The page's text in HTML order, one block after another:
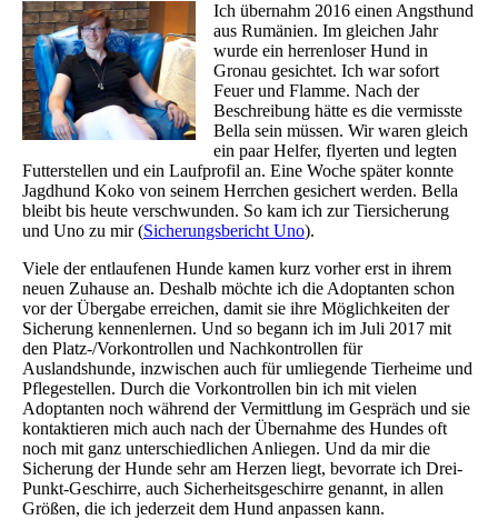
Ich übernahm 2016 einen Angsthund
aus Rumänien. Im gleichen Jahr
wurde ein herrenloser Hund in
Gronau gesichtet. Ich war sofort
Feuer und Flamme. Nach der
Beschreibung hätte es die vermisste
Bella sein müssen. Wir waren gleich
ein paar Helfer, flyerten und legten
Futterstellen und ein Laufprofil an. Eine Woche später konnte
Jagdhund Koko von seinem Herrchen gesichert werden. Bella
bleibt bis heute verschwunden. So kam ich zur Tiersicherung
und Uno zu mir (Sicherungsbericht Uno).
Viele der entlaufenen Hunde kamen kurz vorher erst in ihrem
neuen Zuhause an. Deshalb möchte ich die Adoptanten schon
vor der Übergabe erreichen, damit sie ihre Möglichkeiten der
Sicherung kennenlernen. Und so begann ich im Juli 2017 mit
den Platz-/Vorkontrollen und Nachkontrollen für
Auslandshunde, inzwischen auch für umliegende Tierheime und
Pflegestellen. Durch die Vorkontrollen bin ich mit vielen
Adoptanten noch während der Vermittlung im Gespräch und sie
kontaktieren mich auch nach der Übernahme des Hundes oft
noch mit ganz unterschiedlichen Anliegen. Und da mir die
Sicherung der Hunde sehr am Herzen liegt, bevorrate ich Drei-
Punkt-Geschirre, auch Sicherheitsgeschirre genannt, in allen
Größen, die ich jederzeit dem Hund anpassen kann.